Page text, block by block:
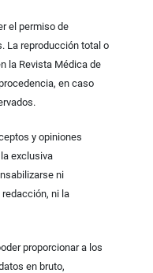
el permiso de
La reproducción total o
la Revista Médica de
en caso
y opiniones
exclusiva
ni
ni la
proporcionar a los
en bruto,